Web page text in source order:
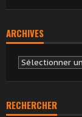
ARCHIVES
Archives
RECHERCHER